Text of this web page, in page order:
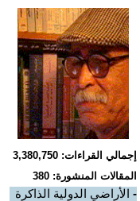
إجمالي القراءات: 3,380,750
المقالات المنشورة: 380
- الأراضي الدولية الذاكرة